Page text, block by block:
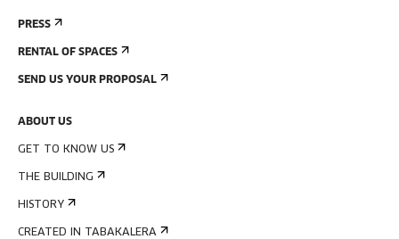
PRESS
RENTAL OF SPACES
SEND US YOUR PROPOSAL
ABOUT US
GET TO KNOW US
THE BUILDING
HISTORY
CREATED IN TABAKALERA